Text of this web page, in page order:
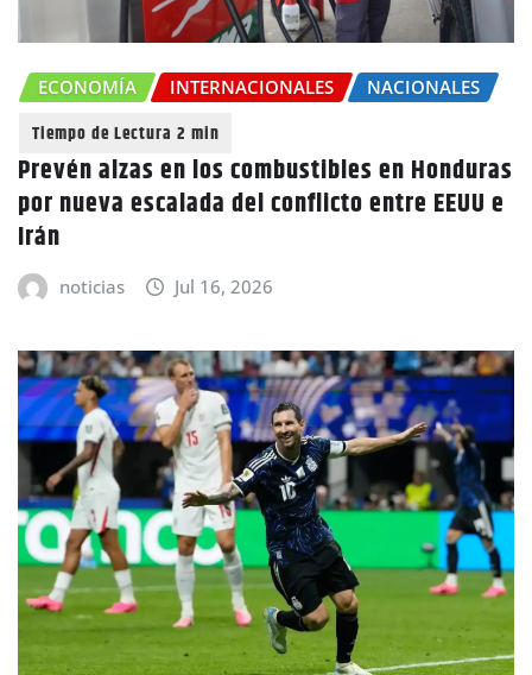
ECONOMÍA INTERNACIONALES NACIONALES
Prevén alzas en los combustibles en Honduras
por nueva escalada del conflicto entre EEUU e
Irán
noticias Jul 16, 2026